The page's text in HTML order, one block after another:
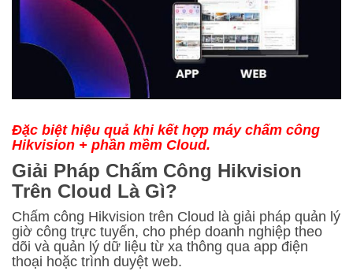
Đặc biệt hiệu quả khi kết hợp máy chấm công
Hikvision + phần mềm Cloud.
Giải Pháp Chấm Công Hikvision
Trên Cloud Là Gì?
Chấm công Hikvision trên Cloud là giải pháp quản lý
giờ công trực tuyến, cho phép doanh nghiệp theo
dõi và quản lý dữ liệu từ xa thông qua app điện
thoại hoặc trình duyệt web.